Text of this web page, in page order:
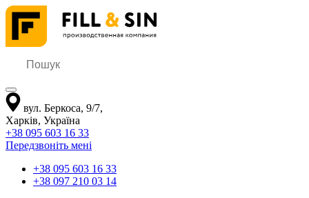
вул. Беркоса, 9/7,
Харків, Україна
+38 095 603 16 33
Передзвоніть мені
+38 095 603 16 33
+38 097 210 03 14